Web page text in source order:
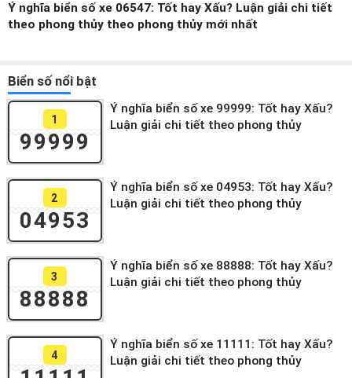
Ý nghĩa biển số xe 06547: Tốt hay Xấu? Luận giải chi tiết
theo phong thủy theo phong thủy mới nhất
Biển số nổi bật
1
99999
Ý nghĩa biển số xe 99999: Tốt hay Xấu?
Luận giải chi tiết theo phong thủy
2
04953
Ý nghĩa biển số xe 04953: Tốt hay Xấu?
Luận giải chi tiết theo phong thủy
3
88888
Ý nghĩa biển số xe 88888: Tốt hay Xấu?
Luận giải chi tiết theo phong thủy
4
Ý nghĩa biển số xe 11111: Tốt hay Xấu?
Luận giải chi tiết theo phong thủy